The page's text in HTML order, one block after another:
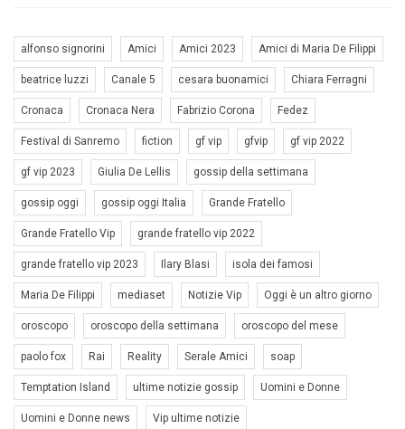
alfonso signorini Amici Amici 2023 Amici di Maria De Filippi
beatrice luzzi Canale 5 cesara buonamici Chiara Ferragni
Cronaca Cronaca Nera Fabrizio Corona Fedez
Festival di Sanremo fiction gf vip gfvip gf vip 2022
gf vip 2023 Giulia De Lellis gossip della settimana
gossip oggi gossip oggi Italia Grande Fratello
Grande Fratello Vip grande fratello vip 2022
grande fratello vip 2023 Ilary Blasi isola dei famosi
Maria De Filippi mediaset Notizie Vip Oggi è un altro giorno
oroscopo oroscopo della settimana oroscopo del mese
paolo fox Rai Reality Serale Amici soap
Temptation Island ultime notizie gossip Uomini e Donne
Uomini e Donne news Vip ultime notizie